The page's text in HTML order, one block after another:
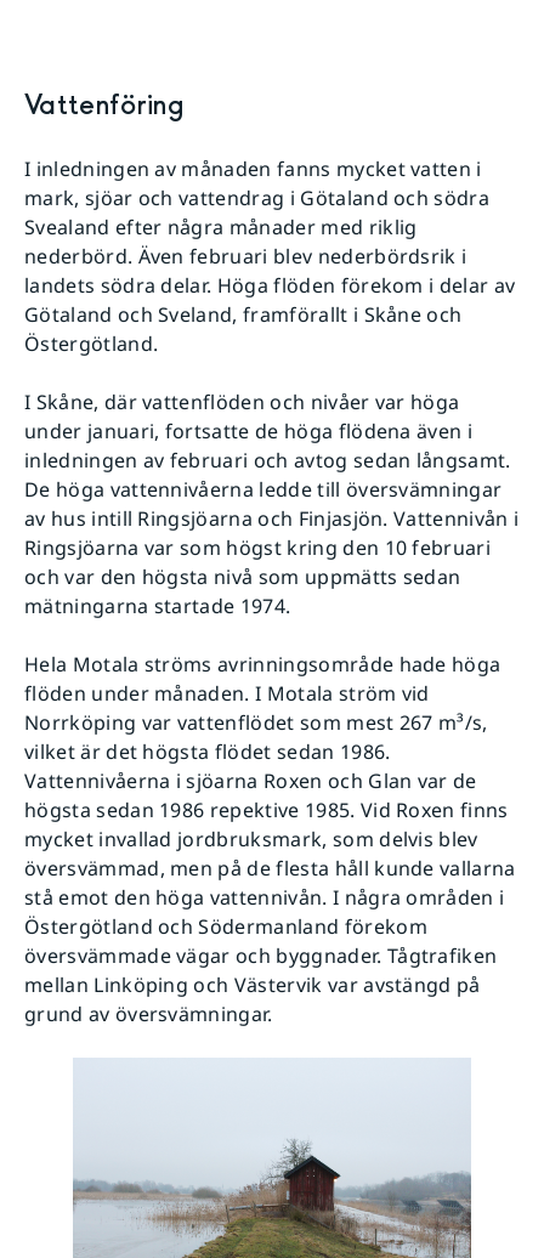
Vattenföring
I inledningen av månaden fanns mycket vatten i
mark, sjöar och vattendrag i Götaland och södra
Svealand efter några månader med riklig
nederbörd. Även februari blev nederbördsrik i
landets södra delar. Höga flöden förekom i delar av
Götaland och Sveland, framförallt i Skåne och
Östergötland.
I Skåne, där vattenflöden och nivåer var höga
under januari, fortsatte de höga flödena även i
inledningen av februari och avtog sedan långsamt.
De höga vattennivåerna ledde till översvämningar
av hus intill Ringsjöarna och Finjasjön. Vattennivån i
Ringsjöarna var som högst kring den 10 februari
och var den högsta nivå som uppmätts sedan
mätningarna startade 1974.
Hela Motala ströms avrinningsområde hade höga
flöden under månaden. I Motala ström vid
Norrköping var vattenflödet som mest 267 m³/s,
vilket är det högsta flödet sedan 1986.
Vattennivåerna i sjöarna Roxen och Glan var de
högsta sedan 1986 repektive 1985. Vid Roxen finns
mycket invallad jordbruksmark, som delvis blev
översvämmad, men på de flesta håll kunde vallarna
stå emot den höga vattennivån. I några områden i
Östergötland och Södermanland förekom
översvämmade vägar och byggnader. Tågtrafiken
mellan Linköping och Västervik var avstängd på
grund av översvämningar.